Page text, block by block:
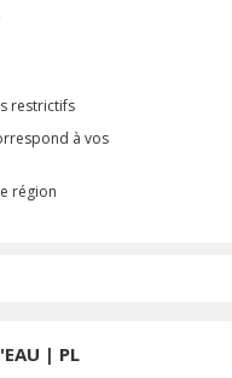
restrictifs
à vos
région
| PL